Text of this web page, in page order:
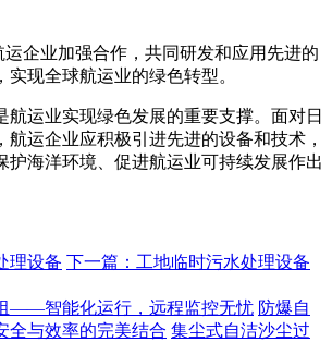
企业加强合作，共同研发和应用先进的
现全球航运业的绿色转型。
航运业实现绿色发展的重要支撑。面对日
航运企业应积极引进先进的设备和技术，
护海洋环境、促进航运业可持续发展作出
理设备 下一篇：工地临时污水处理设备
——智能化运行，远程监控无忧 防爆自
与效率的完美结合 集尘式自洁沙尘过